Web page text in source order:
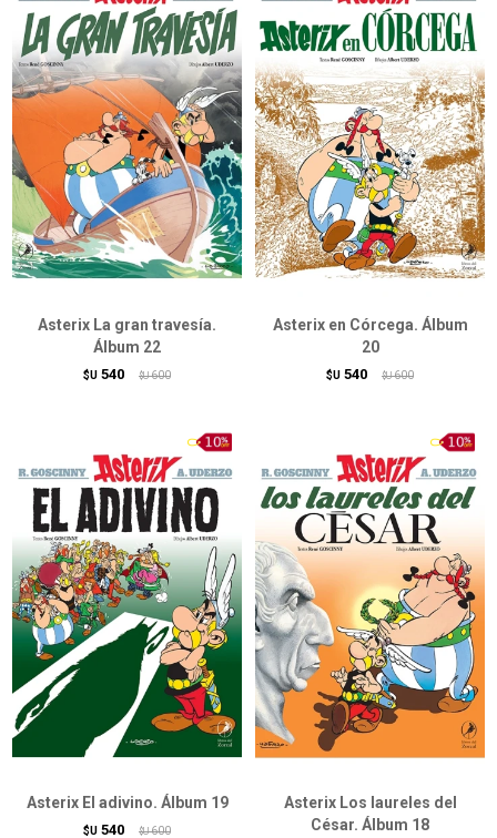
Asterix La gran travesía.
Álbum 22
$U 540 $U 600
Asterix en Córcega. Álbum
20
$U 540 $U 600
Asterix El adivino. Álbum 19
$U 540 $U 600
Asterix Los laureles del
César. Álbum 18